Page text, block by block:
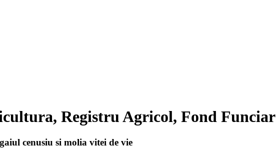
Registru Agricol, Fond Funciar
cenusiu si molia vitei de vie